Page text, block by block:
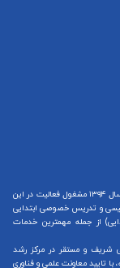
می باشد که از سال ۱۳۹۴ مشغول فعالیت در این
و تدریس خصوصی ابتدایی
) از جمله مهمترین خدمات
شریف و مستقر در مرکز رشد
تایید معاونت علمی و فناوری